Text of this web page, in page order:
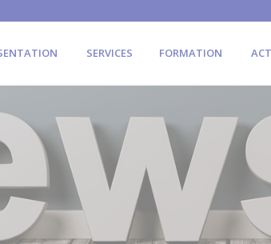
SERVICES FORMATION